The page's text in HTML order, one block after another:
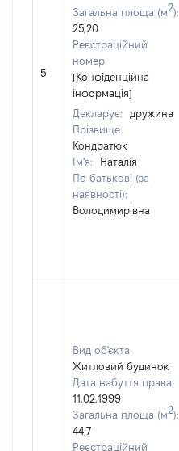
5
Загальна площа (м2):
25,20
Реєстраційний
номер:
[Конфіденційна
інформація]
Декларує:
дружина
Прізвище:
Кондратюк
Ім'я:
Наталія
По батькові (за
наявності):
Володимирівна
Вид об'єкта:
Житловий будинок
Дата набуття права:
11.02.1999
Загальна площа (м2):
44,7
Реєстраційний